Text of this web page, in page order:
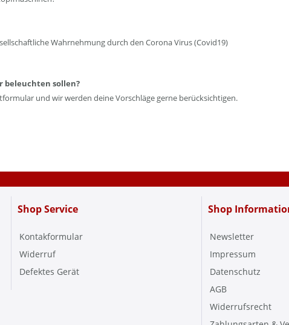
Wahrnehmung durch den Corona Virus (Covid19)
beleuchten sollen?
und wir werden deine Vorschläge gerne berücksichtigen.
Shop Service
Kontakformular
Widerruf
Defektes Gerät
Shop
Newsletter
Impressum
Datenschutz
AGB
Widerrufsrecht